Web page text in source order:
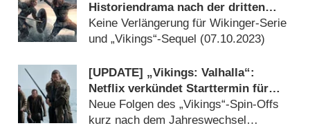
Historiendrama nach der dritten
Staffel
Keine Verlängerung für Wikinger-Serie
und „Vikings“-Sequel (07.10.2023)
[UPDATE] „Vikings: Valhalla“:
Netflix verkündet Starttermin für
Staffel 2
Neue Folgen des „Vikings“-Spin-Offs
kurz nach dem Jahreswechsel